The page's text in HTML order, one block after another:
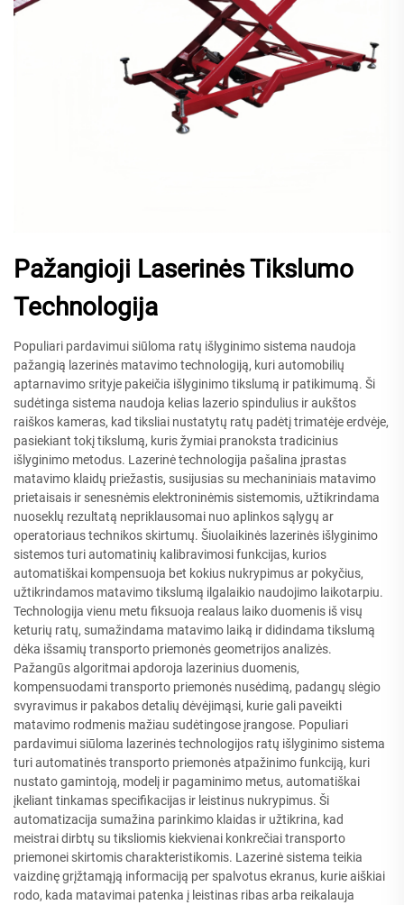
Pažangioji Laserinės Tikslumo
Technologija
Populiari pardavimui siūloma ratų išlyginimo sistema naudoja
pažangią lazerinės matavimo technologiją, kuri automobilių
aptarnavimo srityje pakeičia išlyginimo tikslumą ir patikimumą. Ši
sudėtinga sistema naudoja kelias lazerio spindulius ir aukštos
raiškos kameras, kad tiksliai nustatytų ratų padėtį trimatėje erdvėje,
pasiekiant tokį tikslumą, kuris žymiai pranoksta tradicinius
išlyginimo metodus. Lazerinė technologija pašalina įprastas
matavimo klaidų priežastis, susijusias su mechaniniais matavimo
prietaisais ir senesnėmis elektroninėmis sistemomis, užtikrindama
nuoseklų rezultatą nepriklausomai nuo aplinkos sąlygų ar
operatoriaus technikos skirtumų. Šiuolaikinės lazerinės išlyginimo
sistemos turi automatinių kalibravimosi funkcijas, kurios
automatiškai kompensuoja bet kokius nukrypimus ar pokyčius,
užtikrindamos matavimo tikslumą ilgalaikio naudojimo laikotarpiu.
Technologija vienu metu fiksuoja realaus laiko duomenis iš visų
keturių ratų, sumažindama matavimo laiką ir didindama tikslumą
dėka išsamių transporto priemonės geometrijos analizės.
Pažangūs algoritmai apdoroja lazerinius duomenis,
kompensuodami transporto priemonės nusėdimą, padangų slėgio
svyravimus ir pakabos detalių dėvėjimąsi, kurie gali paveikti
matavimo rodmenis mažiau sudėtingose įrangose. Populiari
pardavimui siūloma lazerinės technologijos ratų išlyginimo sistema
turi automatinės transporto priemonės atpažinimo funkciją, kuri
nustato gamintoją, modelį ir pagaminimo metus, automatiškai
įkeliant tinkamas specifikacijas ir leistinus nukrypimus. Ši
automatizacija sumažina parinkimo klaidas ir užtikrina, kad
meistrai dirbtų su tiksliomis kiekvienai konkrečiai transporto
priemonei skirtomis charakteristikomis. Lazerinė sistema teikia
vaizdinę grįžtamąją informaciją per spalvotus ekranus, kurie aiškiai
rodo, kada matavimai patenka į leistinas ribas arba reikalauja